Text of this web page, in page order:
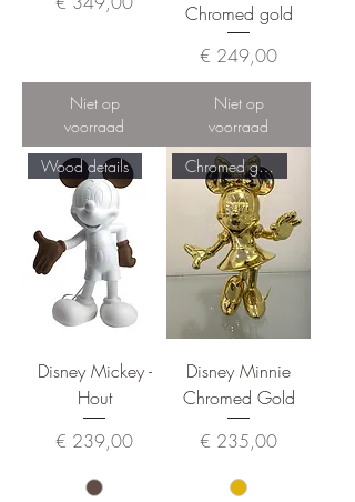
Niet op
voorraad
Chromed gold
Prijs
€ 249,00
Niet op
voorraad
Wood details
Disney Mickey -
Hout
Prijs
€ 239,00
Chromed gold
Disney Minnie
Chromed Gold
Prijs
€ 235,00